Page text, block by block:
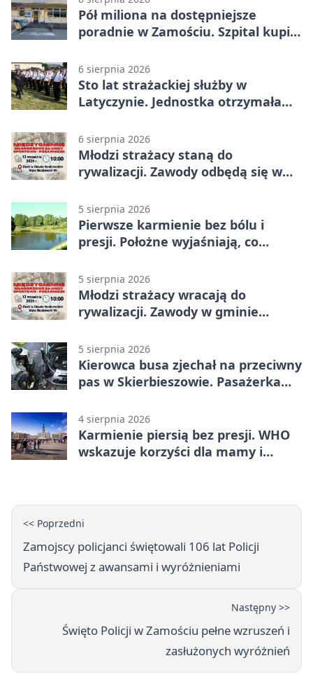
Pół miliona na dostępniejsze
poradnie w Zamościu. Szpital kupi
6 sierpnia 2026
Sto lat strażackiej służby w
Latyczynie. Jednostka otrzymała
6 sierpnia 2026
Młodzi strażacy staną do
rywalizacji. Zawody odbędą się w
5 sierpnia 2026
Pierwsze karmienie bez bólu i
presji. Położne wyjaśniają, co
5 sierpnia 2026
Młodzi strażacy wracają do
rywalizacji. Zawody w gminie
5 sierpnia 2026
Kierowca busa zjechał na przeciwny
pas w Skierbieszowie. Pasażerka
4 sierpnia 2026
Karmienie piersią bez presji. WHO
wskazuje korzyści dla mamy i
<< Poprzedni
Zamojscy policjanci świętowali 106 lat Policji
Państwowej z awansami i wyróżnieniami
Następny >>
Święto Policji w Zamościu pełne wzruszeń i
zasłużonych wyróżnień